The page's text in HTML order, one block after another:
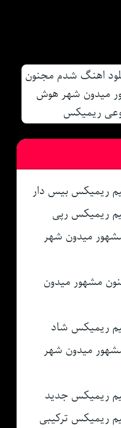
ریمیکس بیس دار
ریمیکس رپی
میدون شهر
مشهور میدون
ریمیکس شاد
میدون شهر
ریمیکس جدید
ریمیکس ترکیبی